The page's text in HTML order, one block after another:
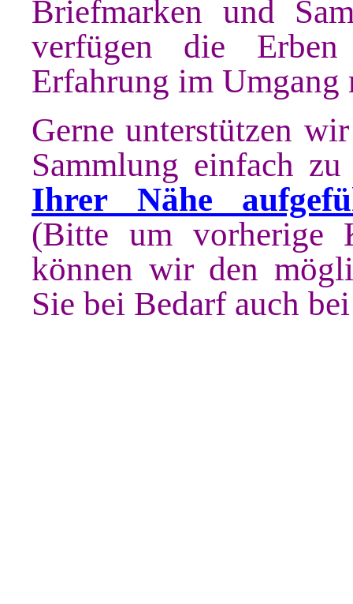
Briefmarken und
verfügen die
Erfahrung im Umgang
Gerne unterstützen
Sammlung einfach
Ihrer Nähe
(Bitte um vorherige
können wir den
Sie bei Bedarf auch